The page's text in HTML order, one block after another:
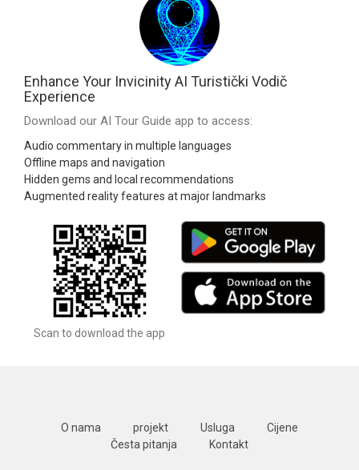
Enhance Your Invicinity AI Turistički Vodič
Experience
Download our AI Tour Guide app to access:
Audio commentary in multiple languages
Offline maps and navigation
Hidden gems and local recommendations
Augmented reality features at major landmarks
Scan to download the app
O nama projekt Usluga
Cijene
Česta pitanja
Kontakt